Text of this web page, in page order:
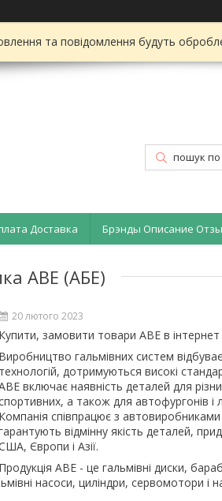
та повідомлення будуть
Доставка Брэнды Описание
ABE (АБЕ)
20 лютого 2023
Купити, замовити товари ABE в інтернет
Виробництво гальмівних систем
технологій, дотримуються високі
включає наявність деталей для
а також для автофургонів і
Компанія співпрацює з автовиробниками
відмінну якість деталей,
Європи і Азії.
Продукція ABE - це гальмівні диски,
насоси, циліндри, сервомотори і